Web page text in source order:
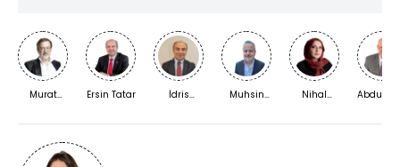
Murat
Ersin Tatar
İdris
Muhsin
Nihal